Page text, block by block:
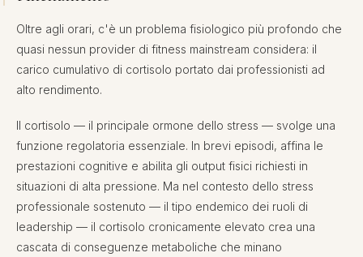
Oltre agli orari, c'è un problema fisiologico più profondo che
quasi nessun provider di fitness mainstream considera: il
carico cumulativo di cortisolo portato dai professionisti ad
alto rendimento.
Il cortisolo — il principale ormone dello stress — svolge una
funzione regolatoria essenziale. In brevi episodi, affina le
prestazioni cognitive e abilita gli output fisici richiesti in
situazioni di alta pressione. Ma nel contesto dello stress
professionale sostenuto — il tipo endemico dei ruoli di
leadership — il cortisolo cronicamente elevato crea una
cascata di conseguenze metaboliche che minano